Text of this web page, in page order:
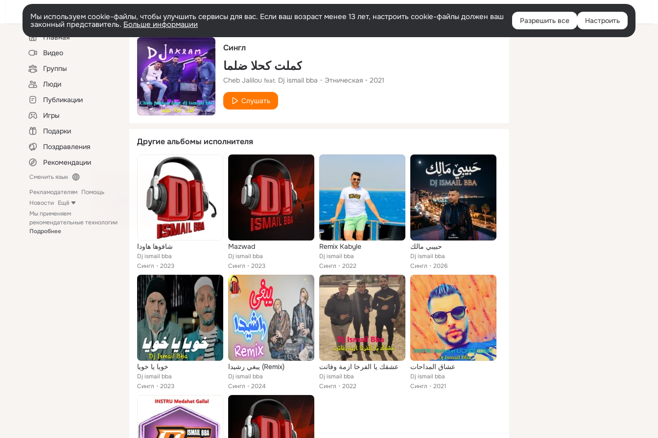
Русский Войти
Мы используем cookie-файлы, чтобы улучшить сервисы для вас. Если ваш возраст менее 13 лет, настроить cookie-файлы должен ваш
законный представитель. Больше информации Разрешить все Настроить
Левая
колонкаГлавная
Видео
Группы
Люди
Публикации
Игры
Подарки
Поздравления
Рекомендации
Сменить язык
Рекламодателям Помощь
Новости Ещё
Мы применяем
рекомендательные технологии
Подробнее
Сингл
كملت كحلا ضلما
Cheb Jalilou feat. Dj ismail bba Этническая 2021
Слушать
Другие альбомы исполнителя
شافوها هاودا
Dj ismail bba
Сингл
2023
Mazwad
Dj ismail bba
Сингл
2023
Remix Kabyle
Dj ismail bba
Сингл
2022
حبيبي مالك
Dj ismail bba
Сингл
2026
خويا يا خويا
Dj ismail bba
Сингл
2023
يبغي رشيدا (Remix)
Dj ismail bba
Сингл
2024
عشقك يا الفرخا ازمة وفاتت
Dj ismail bba
Сингл
2022
عشاق المداحات
Dj ismail bba
Сингл
2021